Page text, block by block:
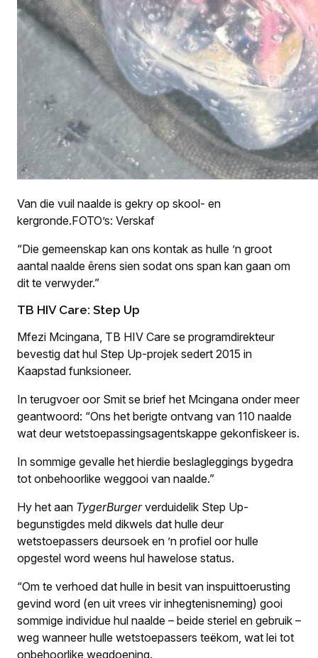
Van die vuil naalde is gekry op skool- en
kergronde.FOTO’s: Verskaf
“Die gemeenskap kan ons kontak as hulle ’n groot
aantal naalde êrens sien sodat ons span kan gaan om
dit te verwyder.”
TB HIV Care: Step Up
Mfezi Mcingana, TB HIV Care se programdirekteur
bevestig dat hul Step Up-projek sedert 2015 in
Kaapstad funksioneer.
In terugvoer oor Smit se brief het Mcingana onder meer
geantwoord: “Ons het berigte ontvang van 110 naalde
wat deur wetstoepassingsagentskappe gekonfiskeer is.
In sommige gevalle het hierdie beslagleggings bygedra
tot onbehoorlike weggooi van naalde.”
Hy het aan TygerBurger verduidelik Step Up-
begunstigdes meld dikwels dat hulle deur
wetstoepassers deursoek en ’n profiel oor hulle
opgestel word weens hul hawelose status.
“Om te verhoed dat hulle in besit van inspuittoerusting
gevind word (en uit vrees vir inhegtenisneming) gooi
sommige individue hul naalde – beide steriel en gebruik –
weg wanneer hulle wetstoepassers teëkom, wat lei tot
onbehoorlike wegdoening.